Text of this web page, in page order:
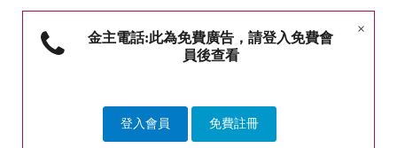
×
金主電話:此為免費廣告，請登入免費會
員後查看
登入會員 免費註冊